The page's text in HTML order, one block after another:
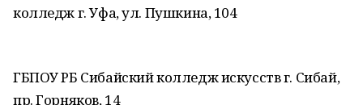
колледж г. Уфа, ул. Пушкина, 104
ГБПОУ РБ Сибайский колледж искусств г. Сибай,
пр. Горняков, 14